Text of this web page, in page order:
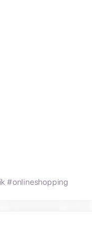
#onlineshopping